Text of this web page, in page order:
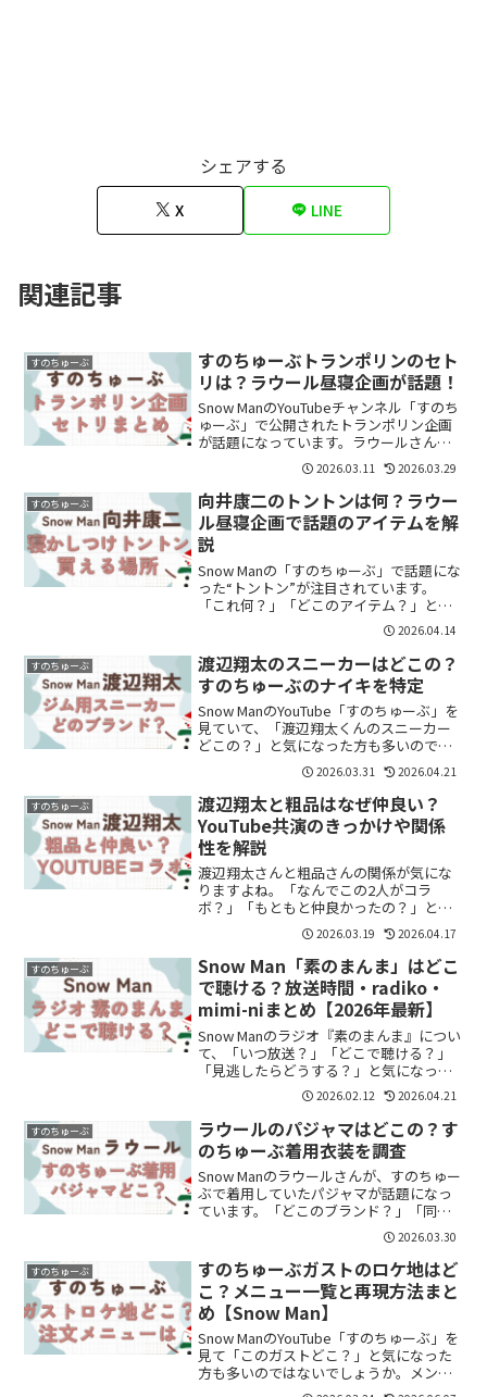
シェアする
X LINE
関連記事
すのちゅーぶ
すのちゅーぶトランポリンのセト
リは？ラウール昼寝企画が話題！
Snow ManのYouTubeチャンネル「すのち
ゅーぶ」で公開されたトランポリン企画
が話題になっています。ラウールさん発
案の「昼寝企画」では、メンバー同士の
ゆるい掛け合いやトランポリン運動が盛
り上がり、ファンの間でも注目されてい
ます。この...
2026.03.11 2026.03.29
すのちゅーぶ
向井康二のトントンは何？ラウー
ル昼寝企画で話題のアイテムを解
説
Snow Manの「すのちゅーぶ」で話題にな
った“トントン”が注目されています。
「これ何？」「どこのアイテム？」と気
になった方も多いのではないでしょう
か。結論から言うと、向井康二さんが持
ち込んだのは“赤ちゃん用のトントン寝か
しつけアイテム”...
2026.04.14
すのちゅーぶ
渡辺翔太のスニーカーはどこの？
すのちゅーぶのナイキを特定
Snow ManのYouTube「すのちゅーぶ」を
見ていて、「渡辺翔太くんのスニーカー
どこの？」と気になった方も多いのでは
ないでしょうか。結論から言うと、ナイ
キの「フリーメトコン5」の可能性が高い
とされています。この記事では、どのモ
デルなの...
2026.03.31 2026.04.21
すのちゅーぶ
渡辺翔太と粗品はなぜ仲良い？
YouTube共演のきっかけや関係
性を解説
渡辺翔太さんと粗品さんの関係が気にな
りますよね。「なんでこの2人がコラ
ボ？」「もともと仲良かったの？」と疑
問に思った方も多いと思います。結論か
らいうと、2人は“共演をきっかけに距離
が近くなった可能性が高い関係”です。こ
の記事では、コラボのき...
2026.03.19 2026.04.17
すのちゅーぶ
Snow Man「素のまんま」はどこ
で聴ける？放送時間・radiko・
mimi-niまとめ【2026年最新】
Snow Manのラジオ『素のまんま』につい
て、「いつ放送？」「どこで聴ける？」
「見逃したらどうする？」と気になって
いる方も多いのではないでしょうか。結
論からいうと、・放送直後 → radiko・1
週間後 → mimi-niで聴くことができ...
2026.02.12 2026.04.21
すのちゅーぶ
ラウールのパジャマはどこの？す
のちゅーぶ着用衣装を調査
Snow Manのラウールさんが、すのちゅー
ぶで着用していたパジャマが話題になっ
ています。「どこのブランド？」「同じ
もの買える？」と気になった方も多いの
ではないでしょうか。結論から言うと、
ラウールさんのパジャマは無印良品の可
能性が高いアイテ...
2026.03.30
すのちゅーぶ
すのちゅーぶガストのロケ地はど
こ？メニュー一覧と再現方法まと
め【Snow Man】
Snow ManのYouTube「すのちゅーぶ」を
見て「このガストどこ？」と気になった
方も多いのではないでしょうか。メンバ
ーと同じメニューを頼めるのか、どう再